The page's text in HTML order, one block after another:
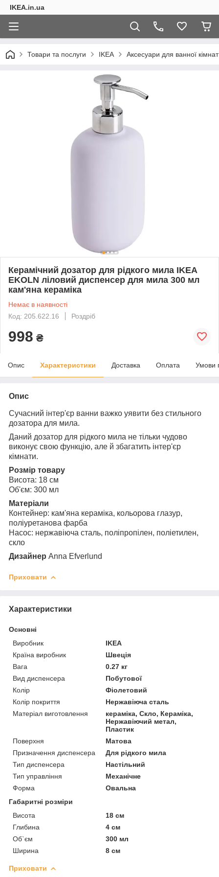
IKEA.in.ua
Товари та послуги IKEA Аксесуари для ванної
Керамічний дозатор для рідкого мила IKEA
EKOLN ліловий диспенсер для мила 300 мл
кам'яна кераміка
Немає в наявності
Код: 205.622.16
Роздріб
998 ₴
Опис Характеристики Доставка Оплата Умови
Опис
Сучасний інтер'єр ванни важко уявити без стильного
дозатора для мила.
Даний дозатор для рідкого мила не тільки чудово
виконує свою функцію, але й збагатить інтер'єр
кімнати.
Розмір товару
Висота: 18 см
Об'єм: 300 мл
Матеріали
Контейнер: кам'яна кераміка, кольорова глазур,
поліуретанова фарба
Насос: нержавіюча сталь, поліпропілен, поліетилен,
скло
Дизайнер Anna Efverlund
Приховати
Характеристики
Основні
Виробник
IKEA
Країна виробник
Швеція
Вага
0.27 кг
Вид диспенсера
Побутової
Колір
Фіолетовий
Колір покриття
Нержавіюча сталь
Матеріал виготовлення
кераміка, Скло, Кераміка,
Нержавіючий метал,
Пластик
Поверхня
Матова
Призначення диспенсера
Для рідкого мила
Тип диспенсера
Настільний
Тип управління
Механічне
Форма
Овальна
Габаритні розміри
Висота
18 см
Глибина
4 см
Об`єм
300 мл
Ширина
8 см
Приховати